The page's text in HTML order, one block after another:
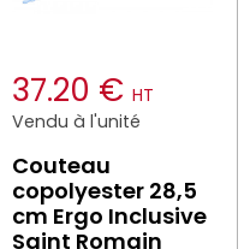
37.20 € HT
Vendu à l'unité
Couteau
copolyester 28,5
cm Ergo Inclusive
Saint Romain